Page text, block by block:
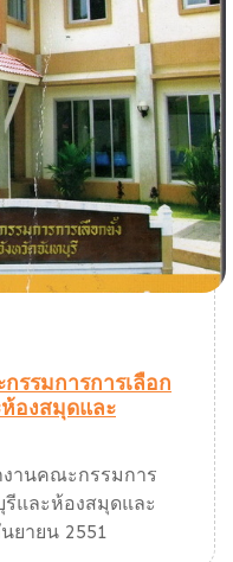
รรมการการเลือก
องสมุดและ
านคณะกรรมการ
รีและห้องสมุดและ
ยายน 2551